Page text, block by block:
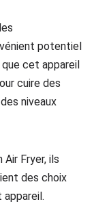
potentiel
que cet appareil
cuire des
niveaux
Fryer, ils
des choix